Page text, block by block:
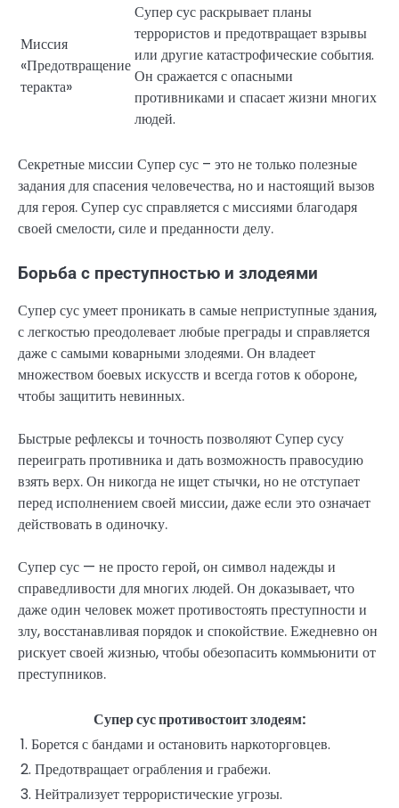
Миссия
«Предотвращение
теракта»
Супер сус раскрывает планы
террористов и предотвращает взрывы
или другие катастрофические события.
Он сражается с опасными
противниками и спасает жизни многих
людей.
Секретные миссии Супер сус – это не только полезные
задания для спасения человечества, но и настоящий вызов
для героя. Супер сус справляется с миссиями благодаря
своей смелости, силе и преданности делу.
Борьба с преступностью и злодеями
Супер сус умеет проникать в самые неприступные здания,
с легкостью преодолевает любые преграды и справляется
даже с самыми коварными злодеями. Он владеет
множеством боевых искусств и всегда готов к обороне,
чтобы защитить невинных.
Быстрые рефлексы и точность позволяют Супер сусу
переиграть противника и дать возможность правосудию
взять верх. Он никогда не ищет стычки, но не отступает
перед исполнением своей миссии, даже если это означает
действовать в одиночку.
Супер сус — не просто герой, он символ надежды и
справедливости для многих людей. Он доказывает, что
даже один человек может противостоять преступности и
злу, восстанавливая порядок и спокойствие. Ежедневно он
рискует своей жизнью, чтобы обезопасить коммьюнити от
преступников.
Супер сус противостоит злодеям:
1. Борется с бандами и остановить наркоторговцев.
2. Предотвращает ограбления и грабежи.
3. Нейтрализует террористические угрозы.